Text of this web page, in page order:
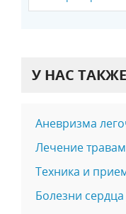
У НАС
Аневризма
Лечение
Техника и
Болезни